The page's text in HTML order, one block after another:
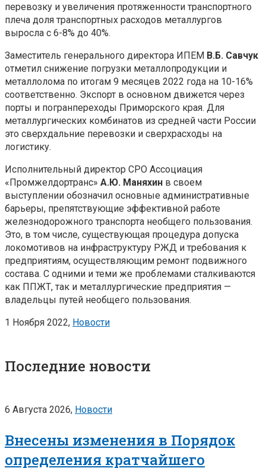
перевозку и увеличения протяженности транспортного
плеча доля транспортных расходов металлургов
выросла с 6-8% до 40%.
Заместитель генерального директора ИПЕМ В.Б. Савчук
отметил снижение погрузки металлопродукции и
металлолома по итогам 9 месяцев 2022 года на 10-16%
соответственно. Экспорт в основном движется через
порты и погранпереходы Приморского края. Для
металлургических комбинатов из средней части России
это сверхдальние перевозки и сверхрасходы на
логистику.
Исполнительный директор СРО Ассоциация
«Промжелдортранс» А.Ю. Маняхин в своем
выступлении обозначил основные административные
барьеры, препятствующие эффективной работе
железнодорожного транспорта необщего пользования.
Это, в том числе, существующая процедура допуска
локомотивов на инфраструктуру РЖД и требования к
предприятиям, осуществляющим ремонт подвижного
состава. С одними и теми же проблемами сталкиваются
как ППЖТ, так и металлургические предприятия —
владельцы путей необщего пользования.
1 Ноября 2022, Новости
Последние новости
6 Августа 2026, Новости
Внесены изменения в Порядок
определения кратчайшего